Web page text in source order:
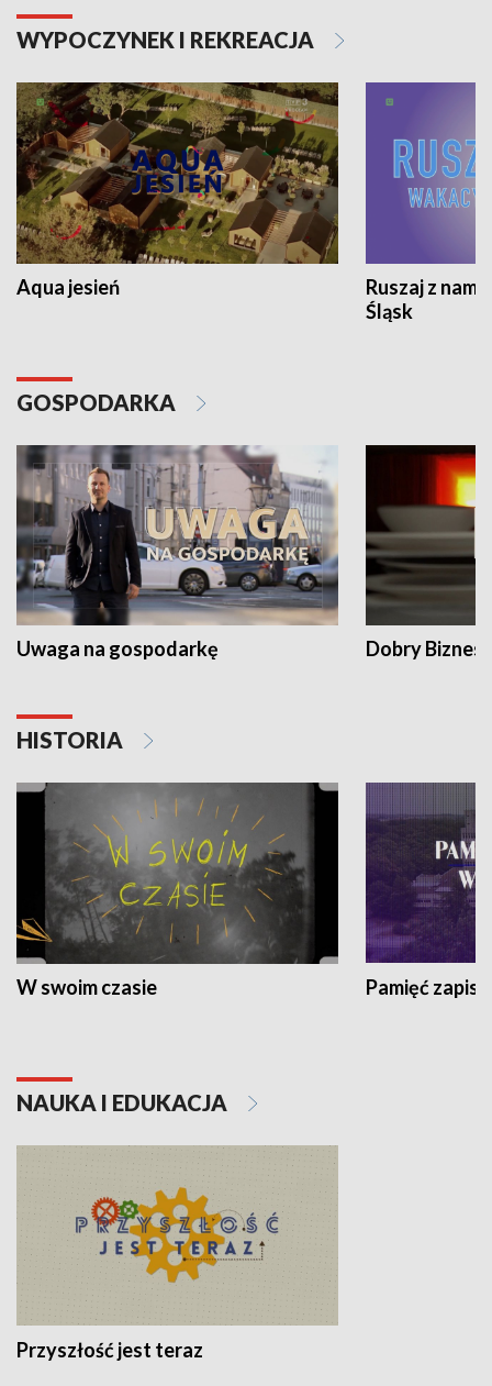
WYPOCZYNEK I REKREACJA
Aqua jesień
Ruszaj z
Śląsk
GOSPODARKA
Uwaga na gospodarkę Dobry Biznes
HISTORIA
W swoim czasie Pamięć
NAUKA I EDUKACJA
Przyszłość jest teraz